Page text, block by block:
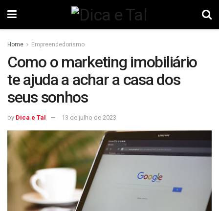
Home Empreendedorismo
Como o marketing imobiliário
te ajuda a achar a casa dos
seus sonhos
by Dica e Tal 13 de julho de 2023